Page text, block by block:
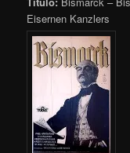
Eisernen Kanzlers